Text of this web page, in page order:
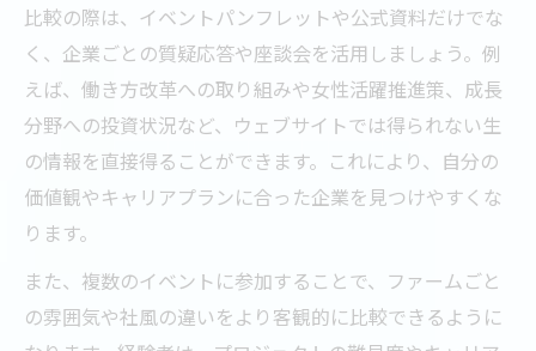
比較の際は、イベントパンフレットや公式資料だけでな
く、企業ごとの質疑応答や座談会を活用しましょう。例
えば、働き方改革への取り組みや女性活躍推進策、成長
分野への投資状況など、ウェブサイトでは得られない生
の情報を直接得ることができます。これにより、自分の
価値観やキャリアプランに合った企業を見つけやすくな
ります。
また、複数のイベントに参加することで、ファームごと
の雰囲気や社風の違いをより客観的に比較できるように